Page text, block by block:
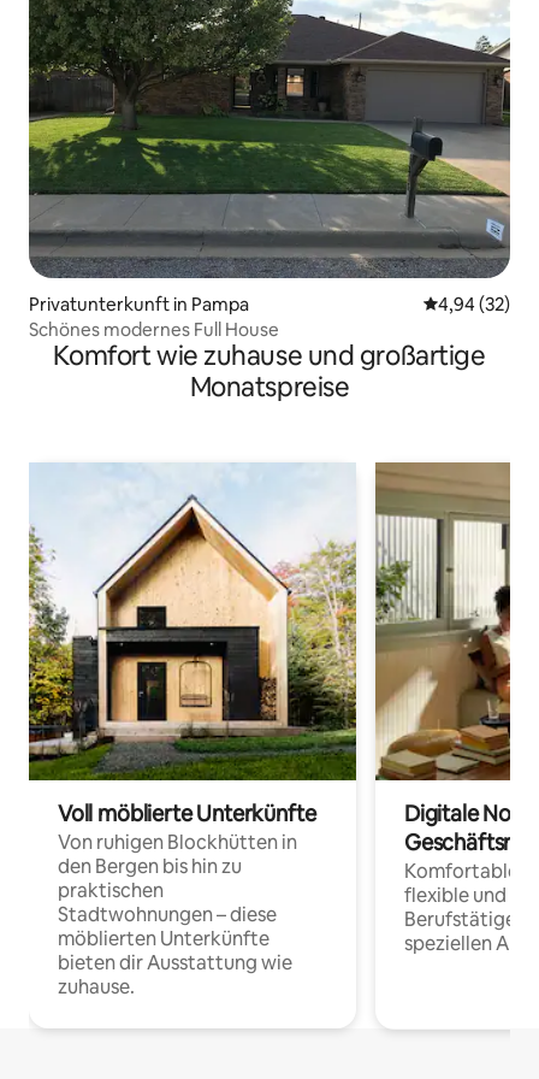
Privatunterkunft in Pampa
4,94 (32)
Schönes modernes Full House
Komfort wie zuhause und großartige
Monatspreise
Voll möblierte Unterkünfte
Von ruhigen Blockhütten in
den Bergen bis hin zu
praktischen
Stadtwohnungen – diese
möblierten Unterkünfte
bieten dir Ausstattung wie
zuhause.
Digitale
Komfortable
flexible und
Berufstätige
speziellen